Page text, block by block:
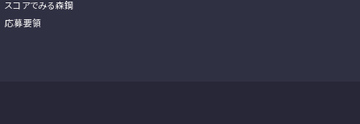
スコアでみる森鋼
応募要領